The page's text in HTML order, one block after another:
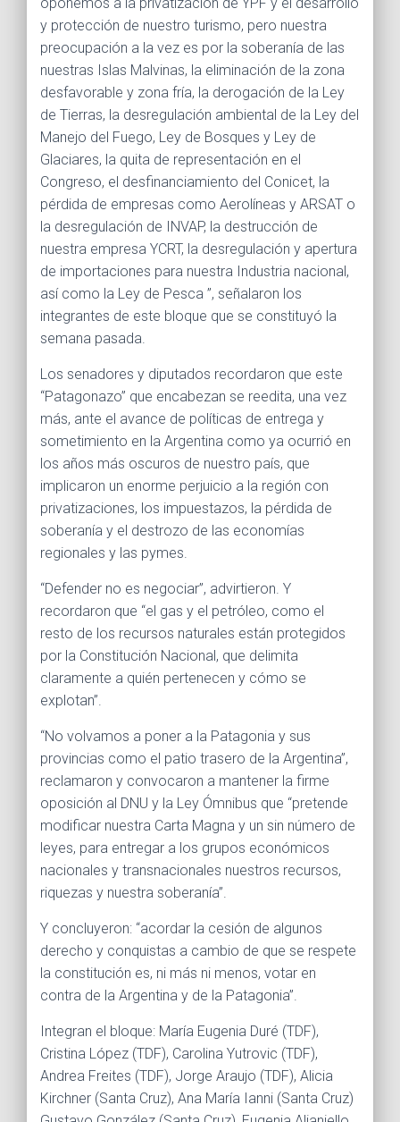
y protección de nuestro turismo, pero nuestra
preocupación a la vez es por la soberanía de las
nuestras Islas Malvinas, la eliminación de la zona
desfavorable y zona fría, la derogación de la Ley
de Tierras, la desregulación ambiental de la Ley del
Manejo del Fuego, Ley de Bosques y Ley de
Glaciares, la quita de representación en el
Congreso, el desfinanciamiento del Conicet, la
pérdida de empresas como Aerolíneas y ARSAT o
la desregulación de INVAP, la destrucción de
nuestra empresa YCRT, la desregulación y apertura
de importaciones para nuestra Industria nacional,
así como la Ley de Pesca ”, señalaron los
integrantes de este bloque que se constituyó la
semana pasada.
Los senadores y diputados recordaron que este
“Patagonazo” que encabezan se reedita, una vez
más, ante el avance de políticas de entrega y
sometimiento en la Argentina como ya ocurrió en
los años más oscuros de nuestro país, que
implicaron un enorme perjuicio a la región con
privatizaciones, los impuestazos, la pérdida de
soberanía y el destrozo de las economías
regionales y las pymes.
“Defender no es negociar”, advirtieron. Y
recordaron que “el gas y el petróleo, como el
resto de los recursos naturales están protegidos
por la Constitución Nacional, que delimita
claramente a quién pertenecen y cómo se
explotan”.
“No volvamos a poner a la Patagonia y sus
provincias como el patio trasero de la Argentina”,
reclamaron y convocaron a mantener la firme
oposición al DNU y la Ley Ómnibus que “pretende
modificar nuestra Carta Magna y un sin número de
leyes, para entregar a los grupos económicos
nacionales y transnacionales nuestros recursos,
riquezas y nuestra soberanía”.
Y concluyeron: “acordar la cesión de algunos
derecho y conquistas a cambio de que se respete
la constitución es, ni más ni menos, votar en
contra de la Argentina y de la Patagonia”.
Integran el bloque: María Eugenia Duré (TDF),
Cristina López (TDF), Carolina Yutrovic (TDF),
Andrea Freites (TDF), Jorge Araujo (TDF), Alicia
Kirchner (Santa Cruz), Ana María Ianni (Santa Cruz)